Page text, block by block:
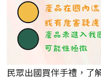
民眾出國買伴手禮，了